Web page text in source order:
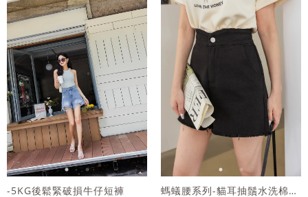
-5KG後鬆緊破損牛仔短褲 螞蟻腰系列-貓耳抽鬚水洗棉短褲